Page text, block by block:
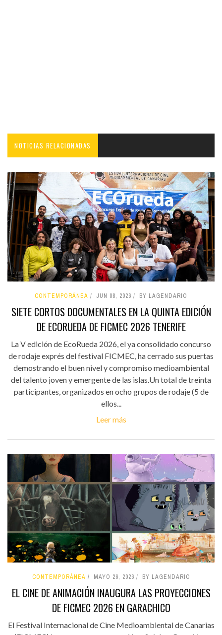
NOTICIAS RELACIONADAS
CONTEMPORÁNEA JUN 08, 2026 BY LAGENDARIO
SIETE CORTOS DOCUMENTALES EN LA QUINTA EDICIÓN
DE ECORUEDA DE FICMEC 2026 TENERIFE
La V edición de EcoRueda 2026, el ya consolidado concurso
de rodaje exprés del festival FICMEC, ha cerrado sus puertas
demostrando el buen nivel y compromiso medioambiental
del talento joven y emergente de las islas.Un total de treinta
participantes, organizados en ocho grupos de rodaje (5 de
ellos...
Leer más
CONTEMPORÁNEA MAYO 26, 2026 BY LAGENDARIO
EL CINE DE ANIMACIÓN INAUGURA LAS PROYECCIONES
DE FICMEC 2026 EN GARACHICO
El Festival Internacional de Cine Medioambiental de Canarias